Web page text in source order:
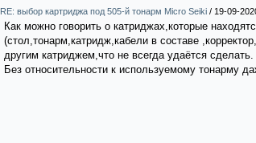
RE: выбор картриджа под 505-й тонарм Micro Seiki / 19-09-
Как можно говорить о катриджах,которые
(стол,тонарм,катридж,кабели в составе
другим катриджем,что не всегда удаётся сделать.
Без относительности к используемому тонарму